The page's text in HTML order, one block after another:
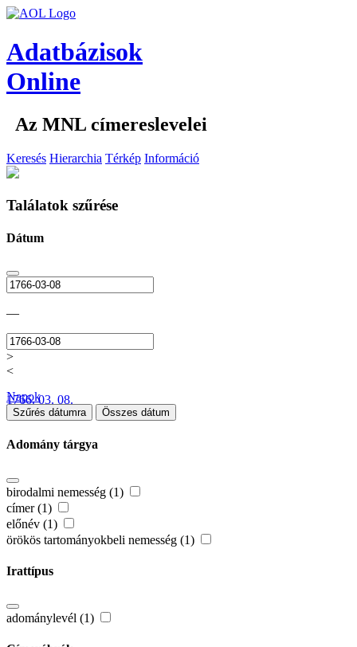
Adatbázisok
Online
Az MNL címereslevelei
Keresés Hierarchia Térkép Információ
Találatok szűrése
Dátum
—
>
<
1766. 03. 08.
Napok
Szűrés dátumra Összes dátum
Adomány tárgya
birodalmi nemesség (1)
címer (1)
előnév (1)
örökös tartományokbeli nemesség (1)
Irattípus
adománylevél (1)